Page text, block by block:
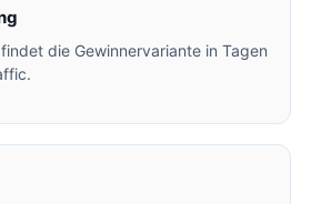
die Gewinnervariante in Tagen